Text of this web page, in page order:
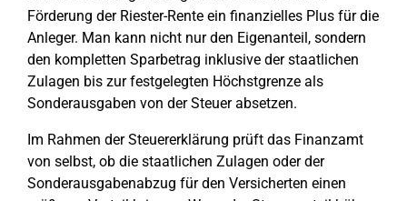
Förderung der Riester-Rente ein finanzielles Plus für die
Anleger. Man kann nicht nur den Eigenanteil, sondern
den kompletten Sparbetrag inklusive der staatlichen
Zulagen bis zur festgelegten Höchstgrenze als
Sonderausgaben von der Steuer absetzen.
Im Rahmen der Steuererklärung prüft das Finanzamt
von selbst, ob die staatlichen Zulagen oder der
Sonderausgabenabzug für den Versicherten einen